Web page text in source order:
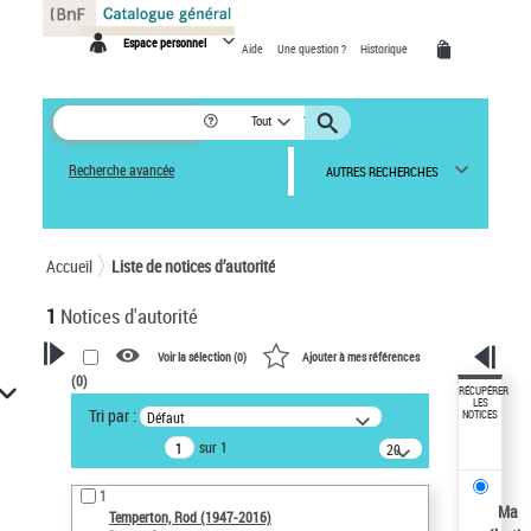
Espace personnel Aide Une question ? Historique
Tout
Recherche avancée AUTRES RECHERCHES
Accueil Liste de notices d’autorité
1 Notices d'autorité
VOTRE RECHERCHE
Recherche avancée dans les
notices d’autorité
Œuvres liées à l'auteur :
Temperton, Rod (1947-2016)
Voir la sélection (0) Ajouter à mes références
(0)
Tri par : Défaut
sur 1
20
résultats/page
1
Temperton, Rod (1947-2016)
RÉCUPÉRER
LES
NOTICES
Ma
Panneau de gestion des cookies